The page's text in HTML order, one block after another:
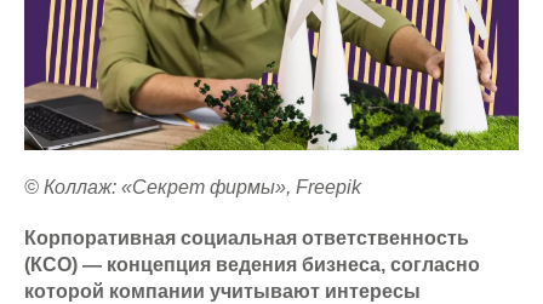
© Коллаж: «Секрет фирмы», Freepik
Корпоративная социальная ответственность
(КСО) — концепция ведения бизнеса, согласно
которой компании учитывают интересы